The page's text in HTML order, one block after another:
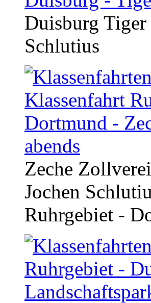
Duisburg
Schlutius
Zeche
Jochen
Ruhrgebiet -